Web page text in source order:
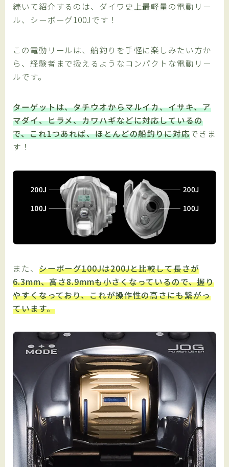
続いて紹介するのは、ダイワ史上最軽量の電動リー
ル、シーボーグ100Jです！
この電動リールは、船釣りを手軽に楽しみたい方か
ら、経験者まで扱えるようなコンパクトな電動リー
ルです。
ターゲットは、タチウオからマルイカ、イサキ、ア
マダイ、ヒラメ、カワハギなどに対応しているの
で、これ1つあれば、ほとんどの船釣りに対応できま
す！
また、 シーボーグ100Jは200Jと比較して長さが
6.3mm、高さ8.9mmも小さくなっているので、握り
やすくなっており、これが操作性の高さにも繋がっ
ています。